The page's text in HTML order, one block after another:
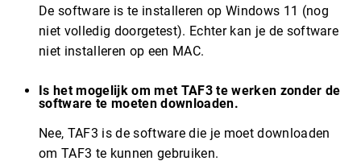
De software is te installeren op Windows 11 (nog
niet volledig doorgetest). Echter kan je de software
niet installeren op een MAC.
Is het mogelijk om met TAF3 te werken zonder de
software te moeten downloaden.
Nee, TAF3 is de software die je moet downloaden
om TAF3 te kunnen gebruiken.